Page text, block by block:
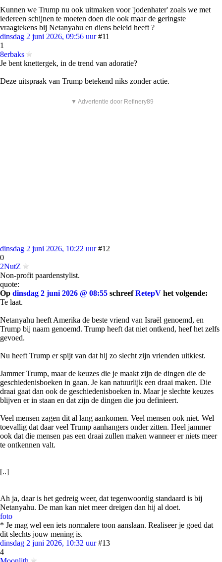
Kunnen we Trump nu ook uitmaken voor 'jodenhater' zoals we met
iedereen schijnen te moeten doen die ook maar de geringste
vraagtekens bij Netanyahu en diens beleid heeft ?
dinsdag 2 juni 2026, 09:56 uur #11
1
8erbaks
Je bent knettergek, in de trend van adoratie?
Deze uitspraak van Trump betekend niks zonder actie.
▼ Advertentie door Refinery89
dinsdag 2 juni 2026, 10:22 uur #12
0
2NutZ
Non-profit paardenstylist.
quote:
Op dinsdag 2 juni 2026 @ 08:55 schreefRetepV het volgende:
Te laat.
Netanyahu heeft Amerika de beste vriend van Israël genoemd, en
Trump bij naam genoemd. Trump heeft dat niet ontkend, heef het zelfs
gevoed.
Nu heeft Trump er spijt van dat hij zo slecht zijn vrienden uitkiest.
Jammer Trump, maar de keuzes die je maakt zijn de dingen die de
geschiedenisboeken in gaan. Je kan natuurlijk een draai maken. Die
draai gaat dan ook de geschiedenisboeken in. Maar je slechte keuzes
blijven er in staan en dat zijn de dingen die jou definieert.
Veel mensen zagen dit al lang aankomen. Veel mensen ook niet. Wel
toevallig dat daar veel Trump aanhangers onder zitten. Heel jammer
ook dat die mensen pas een draai zullen maken wanneer er niets meer
te ontkennen valt.
[..]
Ah ja, daar is het gedreig weer, dat tegenwoordig standaard is bij
Netanyahu. De man kan niet meer dreigen dan hij al doet.
foto
* Je mag wel een iets normalere toon aanslaan. Realiseer je goed dat
dit slechts jouw mening is.
dinsdag 2 juni 2026, 10:32 uur #13
4